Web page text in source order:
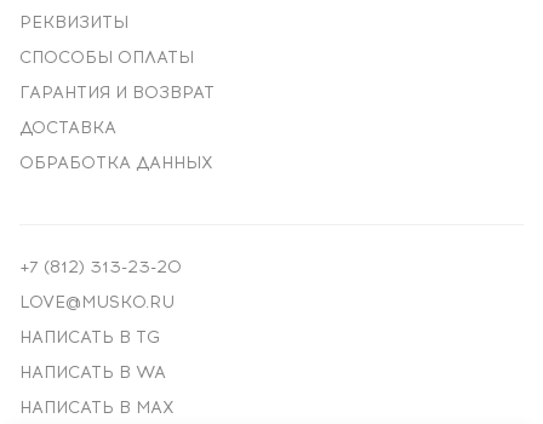
РЕКВИЗИТЫ
СПОСОБЫ ОПЛАТЫ
ГАРАНТИЯ И ВОЗВРАТ
ДОСТАВКА
ОБРАБОТКА ДАННЫХ
+7 (812) 313-23-20
LOVE@MUSKO.RU
НАПИСАТЬ В TG
НАПИСАТЬ В WA
НАПИСАТЬ В MAX